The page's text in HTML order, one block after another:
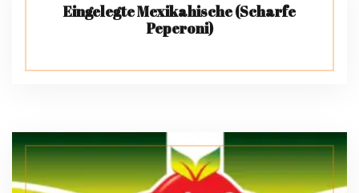
Eingelegte Mexikahische (Scharfe
Peperoni)